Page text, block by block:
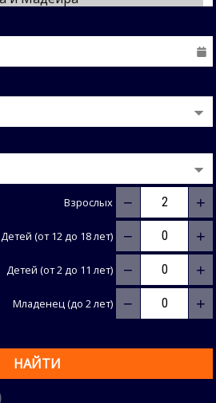
Взрослых − +
Детей (от 12 до 18 лет) − +
Детей (от 2 до 11 лет) − +
Младенец (до 2 лет) − +
НАЙТИ